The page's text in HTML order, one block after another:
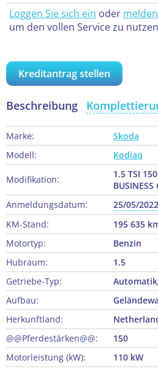
Loggen Sie sich ein oder
um den vollen Service zu nutzen
Kreditantrag stellen
Beschreibung
Marke:
Skoda
Modell:
Kodiaq
Modifikation:
1.5 TSI
Anmeldungsdatum:
25/05/2022
KM-Stand:
195 635
Motortyp:
Benzin
Hubraum:
1.5
Getriebe-Typ:
Aufbau:
Herkunftland:
@@Pferdestärken@@:
150
Motorleistung (kW):
110 kW